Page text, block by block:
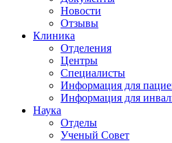
Новости
Отзывы
Клиника
Отделения
Центры
Специалисты
Информация для
Информация для
Наука
Отделы
Ученый Совет